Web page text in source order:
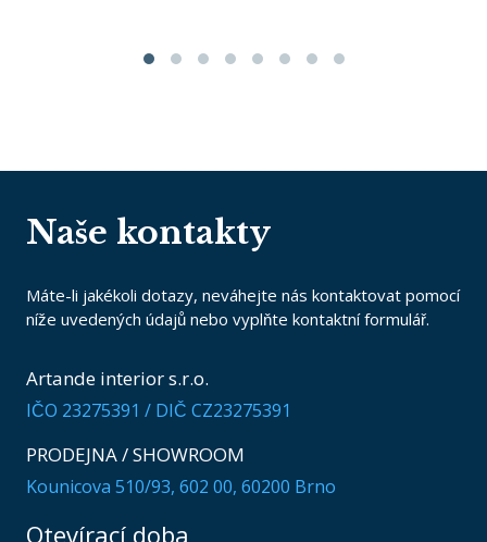
Naše kontakty
Máte-li jakékoli dotazy, neváhejte nás kontaktovat pomocí
níže uvedených údajů nebo vyplňte kontaktní formulář.
Artande interior s.r.o.
IČO 23275391 / DIČ CZ23275391
PRODEJNA / SHOWROOM
Kounicova 510/93, 602 00, 60200 Brno
Otevírací doba